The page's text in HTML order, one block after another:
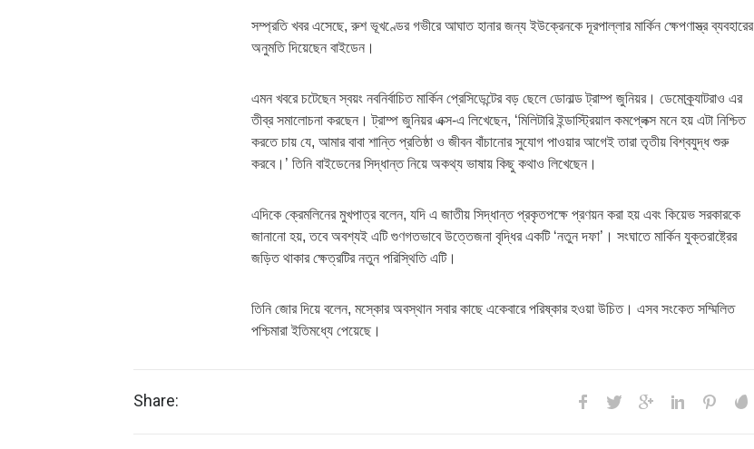
সম্প্রতি খবর এসেছে, রুশ ভূখণ্ডের গভীরে আঘাত হানার জন্য ইউক্রেনকে দূরপাল্লার মার্কিন ক্ষেপণাস্ত্র ব্যবহারের
অনুমতি দিয়েছেন বাইডেন।
এমন খবরে চটেছেন স্বয়ং নবনির্বাচিত মার্কিন প্রেসিডেন্টের বড় ছেলে ডোনাল্ড ট্রাম্প জুনিয়র। ডেমোক্র্যাটরাও এর
তীব্র সমালোচনা করছেন। ট্রাম্প জুনিয়র এক্স-এ লিখেছেন, ‘মিলিটারি ইন্ডাস্ট্রিয়াল কমপ্লেক্স মনে হয় এটা নিশ্চিত
করতে চায় যে, আমার বাবা শান্তি প্রতিষ্ঠা ও জীবন বাঁচানোর সুযোগ পাওয়ার আগেই তারা তৃতীয় বিশ্বযুদ্ধ শুরু
করবে।’ তিনি বাইডেনের সিদ্ধান্ত নিয়ে অকথ্য ভাষায় কিছু কথাও লিখেছেন।
এদিকে ক্রেমলিনের মুখপাত্র বলেন, যদি এ জাতীয় সিদ্ধান্ত প্রকৃতপক্ষে প্রণয়ন করা হয় এবং কিয়েভ সরকারকে
জানানো হয়, তবে অবশ্যই এটি গুণগতভাবে উত্তেজনা বৃদ্ধির একটি ‘নতুন দফা’। সংঘাতে মার্কিন যুক্তরাষ্ট্রের
জড়িত থাকার ক্ষেত্রটির নতুন পরিস্থিতি এটি।
তিনি জোর দিয়ে বলেন, মস্কোর অবস্থান সবার কাছে একেবারে পরিষ্কার হওয়া উচিত। এসব সংকেত সম্মিলিত
পশ্চিমারা ইতিমধ্যে পেয়েছে।
Share: